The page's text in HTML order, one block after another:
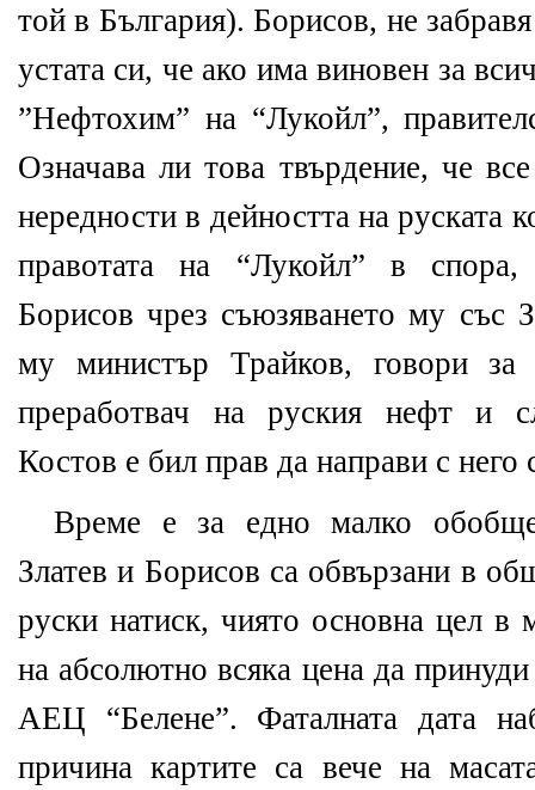
той в България). Борисов, не
устата си, че ако има виновен за
”Нефтохим” на “Лукойл”,
Означава ли това твърдение, че
нередности в дейността на руската
правотата на “Лукойл” в спора,
Борисов чрез съюзяването му със
му министър Трайков, говори за
преработвач на руския нефт и
Костов е бил прав да направи с него
Време е за едно малко
Златев и Борисов са обвързани в
руски натиск, чиято основна цел в
на абсолютно всяка цена да
АЕЦ “Белене”. Фаталната дата
причина картите са вече на